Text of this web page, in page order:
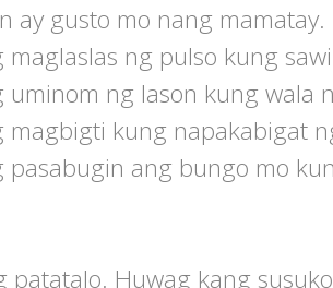
ay gusto mo nang mamatay.
maglaslas ng pulso kung
uminom ng lason kung wala
magbigti kung napakabigat
pasabugin ang bungo mo
patatalo. Huwag kang